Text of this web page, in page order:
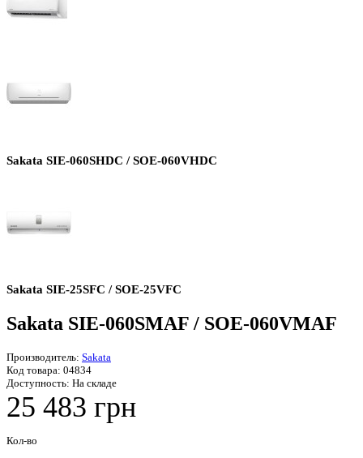
Sakata SIE-060SHDC / SOE-060VHDC
Sakata SIE-25SFC / SOE-25VFC
Sakata SIE-060SMAF / SOE-060VMAF
Производитель: Sakata
Код товара: 04834
Доступность: На складе
25 483 грн
Кол-во